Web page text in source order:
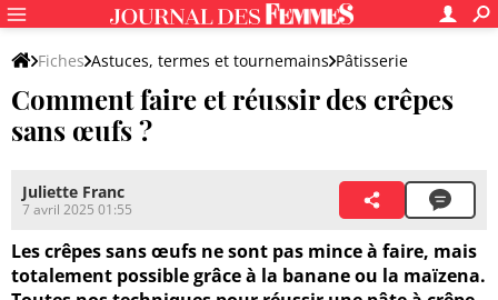
Fiches Astuces, termes et tournemains Pâtisserie
Autres astuces pour pâtisser
Comment faire et réussir des crêpes
sans œufs ?
Juliette Franc
7 avril 2025 01:55
Les crêpes sans œufs ne sont pas mince à faire, mais
totalement possible grâce à la banane ou la maïzena.